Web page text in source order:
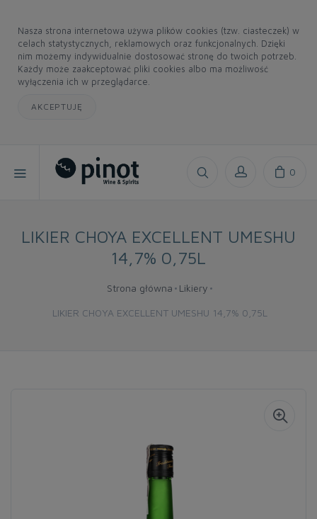
Nasza strona internetowa używa plików cookies (tzw. ciasteczek) w
celach statystycznych, reklamowych oraz funkcjonalnych. Dzięki
nim możemy indywidualnie dostosować stronę do twoich potrzeb.
Każdy może zaakceptować pliki cookies albo ma możliwość
wyłączenia ich w przeglądarce.
AKCEPTUJĘ
0
LIKIER CHOYA EXCELLENT UMESHU
14,7% 0,75L
Strona główna Likiery
LIKIER CHOYA EXCELLENT UMESHU 14,7% 0,75L